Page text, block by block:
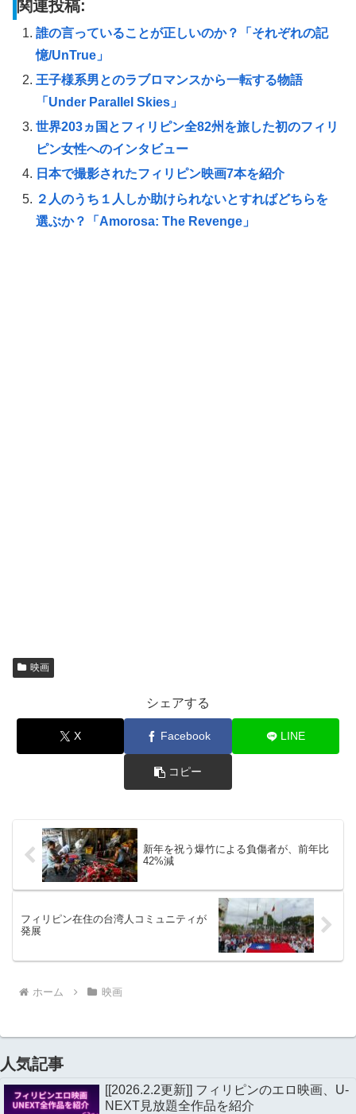
関連投稿:
誰の言っていることが正しいのか？「それぞれの記
憶/UnTrue」
王子様系男とのラブロマンスから一転する物語
「Under Parallel Skies」
世界203ヵ国とフィリピン全82州を旅した初のフィリ
ピン女性へのインタビュー
日本で撮影されたフィリピン映画7本を紹介
２人のうち１人しか助けられないとすればどちらを
選ぶか？「Amorosa: The Revenge」
映画
シェアする
X Facebook LINE
コピー
新年を祝う爆竹による負傷者が、前年比
42%減
フィリピン在住の台湾人コミュニティが
発展
ホーム 映画
人気記事
[[2026.2.2更新]] フィリピンのエロ映画、U-
NEXT見放題全作品を紹介